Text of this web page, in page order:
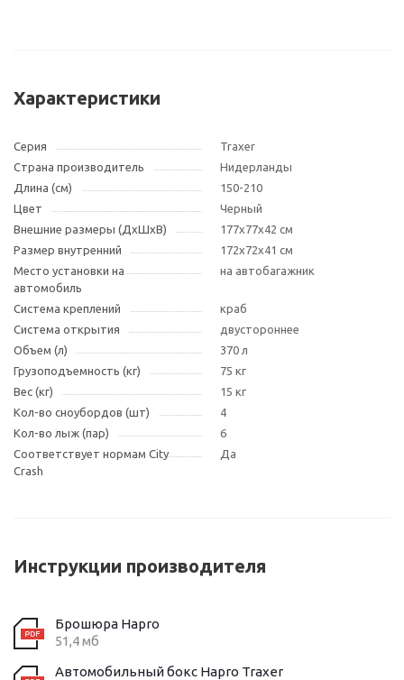
Характеристики
Серия
Traxer
Страна производитель
Нидерланды
Длина (см)
150-210
Цвет
Черный
Внешние размеры (ДxШxВ)
177х77х42 см
Размер внутренний
172х72х41 см
Место установки на
автомобиль
на автобагажник
Система креплений
краб
Система открытия
двустороннее
Объем (л)
370 л
Грузоподъемность (кг)
75 кг
Вес (кг)
15 кг
Кол-во сноубордов (шт)
4
Кол-во лыж (пар)
6
Соответствует нормам City
Crash
Да
Инструкции производителя
Брошюра Hapro
51,4 мб
Автомобильный бокс Hapro Traxer